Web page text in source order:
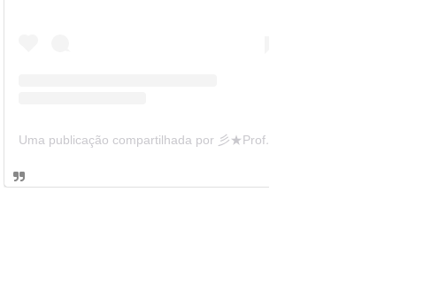
Uma publicação compartilhada por 彡★Professora: Valéria·.¸¸.· (@ensinandocomcarinho)